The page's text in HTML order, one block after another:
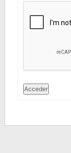
Acceder